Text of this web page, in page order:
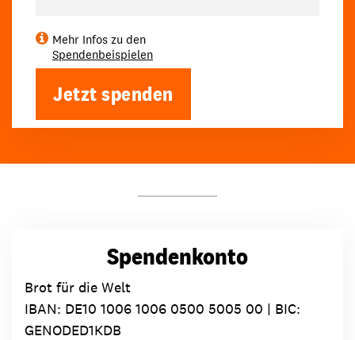
Mehr Infos zu den
Spendenbeispielen
Jetzt spenden
Spendenkonto
Brot für die Welt
IBAN: DE10 1006 1006 0500 5005 00 | BIC:
GENODED1KDB